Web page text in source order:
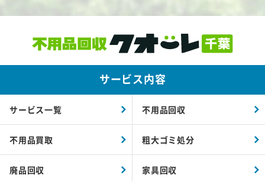
サービス内容
サービス一覧 不用品回収
不用品買取 粗大ゴミ処分
廃品回収 家具回収